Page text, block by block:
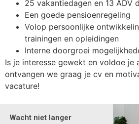
25 vakantiedagen en 13 ADV
Een goede pensioenregeling
Volop persoonlijke
trainingen en opleidingen
Interne doorgroei
Is je interesse gewekt en voldoe je
ontvangen we graag je cv en
vacature!
Wacht niet langer